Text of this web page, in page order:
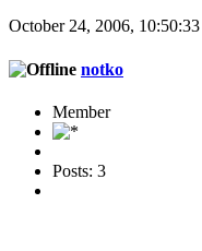
October 24, 2006,
notko
Member
Posts: 3